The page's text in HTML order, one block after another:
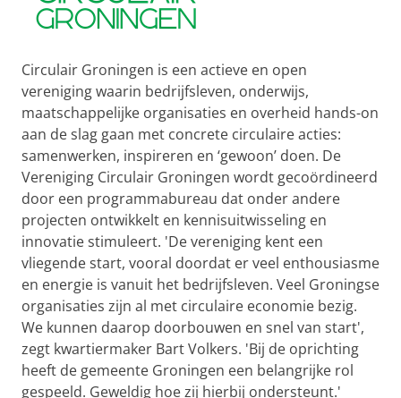
Circulair Groningen is een actieve en open
vereniging waarin bedrijfsleven, onderwijs,
maatschappelijke organisaties en overheid hands-on
aan de slag gaan met concrete circulaire acties:
samenwerken, inspireren en ‘gewoon’ doen. De
Vereniging Circulair Groningen wordt gecoördineerd
door een programmabureau dat onder andere
projecten ontwikkelt en kennisuitwisseling en
innovatie stimuleert. 'De vereniging kent een
vliegende start, vooral doordat er veel enthousiasme
en energie is vanuit het bedrijfsleven. Veel Groningse
organisaties zijn al met circulaire economie bezig.
We kunnen daarop doorbouwen en snel van start',
zegt kwartiermaker Bart Volkers. 'Bij de oprichting
heeft de gemeente Groningen een belangrijke rol
gespeeld. Geweldig hoe zij hierbij ondersteunt.'